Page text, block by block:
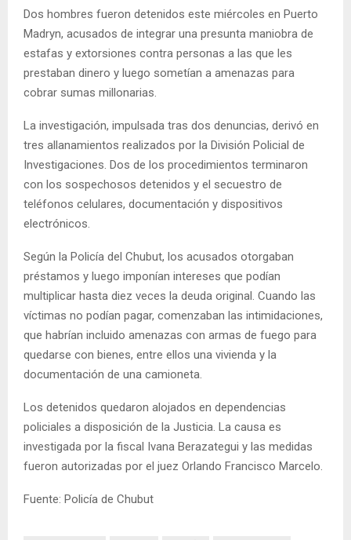
Dos hombres fueron detenidos este miércoles en Puerto
Madryn, acusados de integrar una presunta maniobra de
estafas y extorsiones contra personas a las que les
prestaban dinero y luego sometían a amenazas para
cobrar sumas millonarias.
La investigación, impulsada tras dos denuncias, derivó en
tres allanamientos realizados por la División Policial de
Investigaciones. Dos de los procedimientos terminaron
con los sospechosos detenidos y el secuestro de
teléfonos celulares, documentación y dispositivos
electrónicos.
Según la Policía del Chubut, los acusados otorgaban
préstamos y luego imponían intereses que podían
multiplicar hasta diez veces la deuda original. Cuando las
víctimas no podían pagar, comenzaban las intimidaciones,
que habrían incluido amenazas con armas de fuego para
quedarse con bienes, entre ellos una vivienda y la
documentación de una camioneta.
Los detenidos quedaron alojados en dependencias
policiales a disposición de la Justicia. La causa es
investigada por la fiscal Ivana Berazategui y las medidas
fueron autorizadas por el juez Orlando Francisco Marcelo.
Fuente: Policía de Chubut